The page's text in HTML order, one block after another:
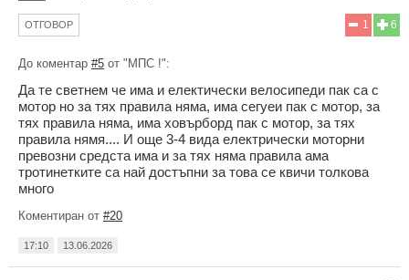
6
1
ОТГОВОР
До коментар #5 от "МПС !":
Да те светнем че има и електически велосипеди пак са с
мотор но за тях правила няма, има сегуеи пак с мотор, за
тях правила няма, има ховърборд пак с мотор, за тях
правила нямя.... И още 3-4 вида електрически моторни
превозни средста има и за тях няма правила ама
тротинетките са най достъпни за това се квичи толкова
много
Коментиран от #20
17:10 13.06.2026